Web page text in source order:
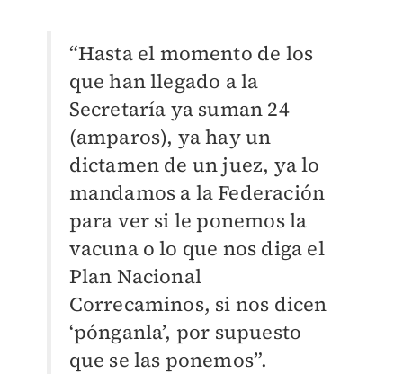
“Hasta el momento de los
que han llegado a la
Secretaría ya suman 24
(amparos), ya hay un
dictamen de un juez, ya lo
mandamos a la Federación
para ver si le ponemos la
vacuna o lo que nos diga el
Plan Nacional
Correcaminos, si nos dicen
‘pónganla’, por supuesto
que se las ponemos”.